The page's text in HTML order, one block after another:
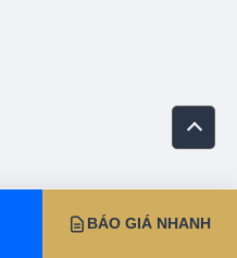
BÁO GIÁ NHANH